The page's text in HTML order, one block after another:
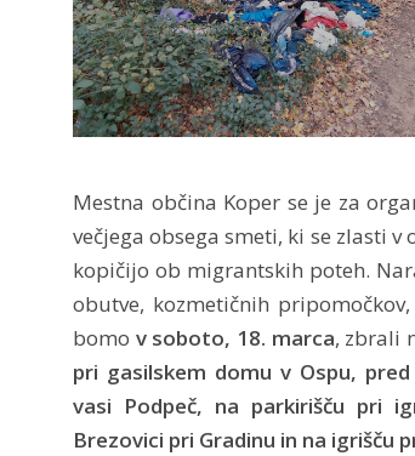
Mestna občina Koper se je za
večjega obsega smeti, ki se zlasti
kopičijo ob migrantskih poteh.
obutve, kozmetičnih
bomo v soboto, 18. marca, zbrali
pri gasilskem domu v Ospu,
vasi Podpeč, na parkirišču pri
Brezovici pri Gradinu in na igrišču